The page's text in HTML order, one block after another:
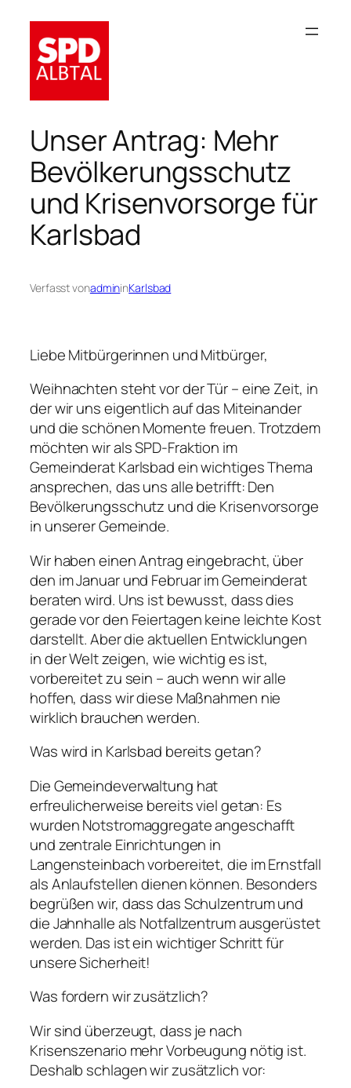
Inhalt
springen
Unser Antrag: Mehr
Bevölkerungsschutz
und Krisenvorsorge für
Karlsbad
Verfasst vonadmininKarlsbad
Liebe Mitbürgerinnen und Mitbürger,
Weihnachten steht vor der Tür – eine Zeit, in
der wir uns eigentlich auf das Miteinander
und die schönen Momente freuen. Trotzdem
möchten wir als SPD-Fraktion im
Gemeinderat Karlsbad ein wichtiges Thema
ansprechen, das uns alle betrifft: Den
Bevölkerungsschutz und die Krisenvorsorge
in unserer Gemeinde.
Wir haben einen Antrag eingebracht, über
den im Januar und Februar im Gemeinderat
beraten wird. Uns ist bewusst, dass dies
gerade vor den Feiertagen keine leichte Kost
darstellt. Aber die aktuellen Entwicklungen
in der Welt zeigen, wie wichtig es ist,
vorbereitet zu sein – auch wenn wir alle
hoffen, dass wir diese Maßnahmen nie
wirklich brauchen werden.
Was wird in Karlsbad bereits getan?
Die Gemeindeverwaltung hat
erfreulicherweise bereits viel getan: Es
wurden Notstromaggregate angeschafft
und zentrale Einrichtungen in
Langensteinbach vorbereitet, die im Ernstfall
als Anlaufstellen dienen können. Besonders
begrüßen wir, dass das Schulzentrum und
die Jahnhalle als Notfallzentrum ausgerüstet
werden. Das ist ein wichtiger Schritt für
unsere Sicherheit!
Was fordern wir zusätzlich?
Wir sind überzeugt, dass je nach
Krisenszenario mehr Vorbeugung nötig ist.
Deshalb schlagen wir zusätzlich vor: